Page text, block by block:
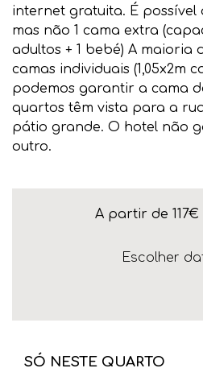
internet gratuita. É possível
mas não 1 cama extra
adultos + 1 bebé) A maioria
camas individuais (1,05x2m
podemos garantir a cama
quartos têm vista para a
pátio grande. O hotel não
outro.
A partir de 117€
Escolher
SÓ NESTE QUARTO